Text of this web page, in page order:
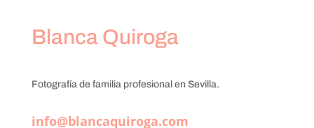
Blanca Quiroga
Fotografía de familia profesional en Sevilla.
info@blancaquiroga.com